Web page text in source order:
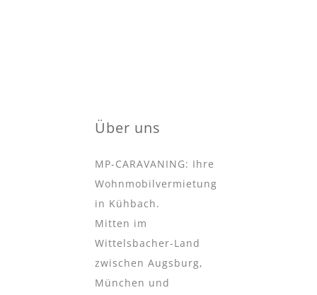
Über uns
MP-CARAVANING: Ihre
Wohnmobilvermietung
in Kühbach.
Mitten im
Wittelsbacher-Land
zwischen Augsburg,
München und